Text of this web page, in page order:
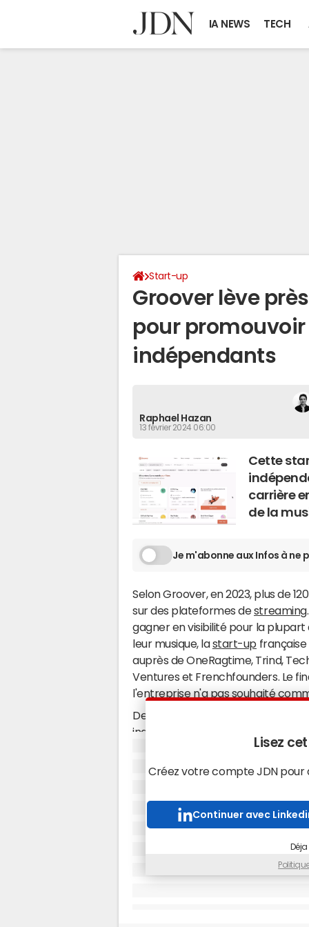
IA NEWS TECH
Start-up
Groover lève
pour
indépendants
Raphael Hazan
13 février 2024 06:00
Cette
carrière
de la
Je m'abonne aux Infos à ne
Selon Groover, en 2023, plus de
sur des plateformes destreaming
gagner en visibilité pour la
leur musique, lastart-up française
auprès de OneRagtime, Trind,
Ventures et Frenchfounders. Le
l'entreprise n'a pas souhaité
Depuis son lancement début
indépendants qui se sont inscrits
la start-up les met en relation
"curateurs".
Ces professionnels sont répartis
visibilité des artistes, comme les
médias (comme Radio Néo ou
musiciens, des anciens
partie musicale après avoir
Lisez
Créez votre compte JDN pour
Continuer avec